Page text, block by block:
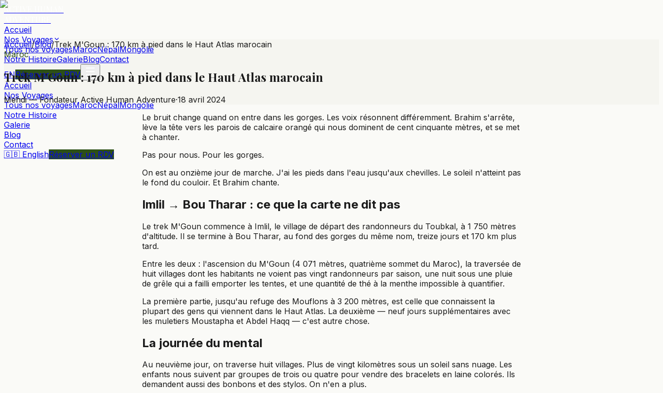
ACTIVE HUMAN
Accueil
Nos Voyages
Tous nos voyagesMarocNépalMongolie
Notre HistoireGalerieBlogContact
ENRéserver un RDV
Accueil
Nos Voyages
Tous nos voyagesMarocNépalMongolie
Notre Histoire
Galerie
Blog
Contact
🇬🇧 EnglishRéserver un RDV
Accueil/Blog/Trek M'Goun : 170 km à pied dans le Haut Atlas marocain
Maroc
Trek M'Goun : 170 km à pied dans le Haut Atlas marocain
Mehdi — Fondateur Active Human Adventure·18 avril 2024
Le bruit change quand on entre dans les gorges. Les voix résonnent différemment. Brahim s'arrête,
lève la tête vers les parois de calcaire orangé qui nous dominent de cent cinquante mètres, et se met
à chanter.
Pas pour nous. Pour les gorges.
On est au onzième jour de marche. J'ai les pieds dans l'eau jusqu'aux chevilles. Le soleil n'atteint pas
le fond du couloir. Et Brahim chante.
Imlil → Bou Tharar : ce que la carte ne dit pas
Le trek M'Goun commence à Imlil, le village de départ des randonneurs du Toubkal, à 1 750 mètres
d'altitude. Il se termine à Bou Tharar, au fond des gorges du même nom, treize jours et 170 km plus
tard.
Entre les deux : l'ascension du M'Goun (4 071 mètres, quatrième sommet du Maroc), la traversée de
huit villages dont les habitants ne voient pas vingt randonneurs par saison, une nuit sous une pluie
de grêle qui a failli emporter les tentes, et une quantité de thé à la menthe impossible à quantifier.
La première partie, jusqu'au refuge des Mouflons à 3 200 mètres, est celle que connaissent la
plupart des gens qui viennent dans le Haut Atlas. La deuxième — neuf jours supplémentaires avec
les muletiers Moustapha et Abdel Haqq — c'est autre chose.
La journée du mental
Au neuvième jour, on traverse huit villages. Plus de vingt kilomètres sous un soleil sans nuage. Les
enfants nous suivent par groupes de trois ou quatre pour vendre des bracelets en laine colorés. Ils
demandent aussi des bonbons et des stylos. On n'en a plus.